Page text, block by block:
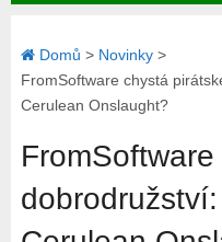
Domů > Novinky>
FromSoftware chystá
Cerulean Onslaught?